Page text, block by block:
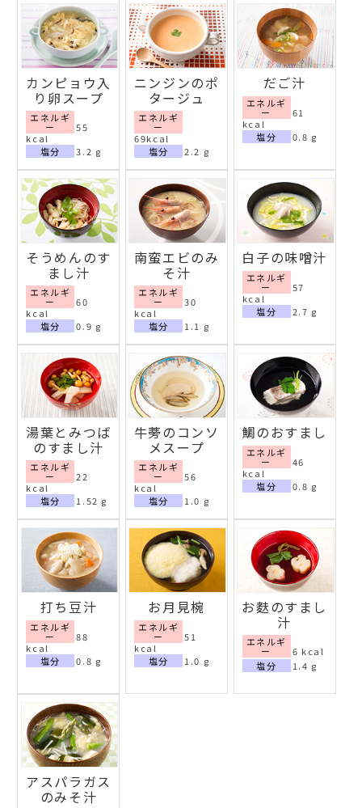
カンピョウ入
り卵スープ
エネルギ
ー
55
kcal
塩分
3.2 g
ニンジンのポ
タージュ
エネルギ
ー
69kcal
塩分
2.2 g
だご汁
エネルギ
ー
61
kcal
塩分
0.8 g
そうめんのす
まし汁
エネルギ
ー
60
kcal
塩分
0.9 g
南蛮エビのみ
そ汁
エネルギ
ー
30
kcal
塩分
1.1 g
白子の味噌汁
エネルギ
ー
57
kcal
塩分
2.7 g
湯葉とみつば
のすまし汁
エネルギ
ー
22
kcal
塩分
1.52 g
牛蒡のコンソ
メスープ
エネルギ
ー
56
kcal
塩分
1.0 g
鯛のおすまし
エネルギ
ー
46
kcal
塩分
0.8 g
打ち豆汁
エネルギ
ー
88
kcal
塩分
0.8 g
お月見椀
エネルギ
ー
51
kcal
塩分
1.0 g
お麩のすまし
汁
エネルギ
ー
6 kcal
塩分
1.4 g
アスパラガス
のみそ汁